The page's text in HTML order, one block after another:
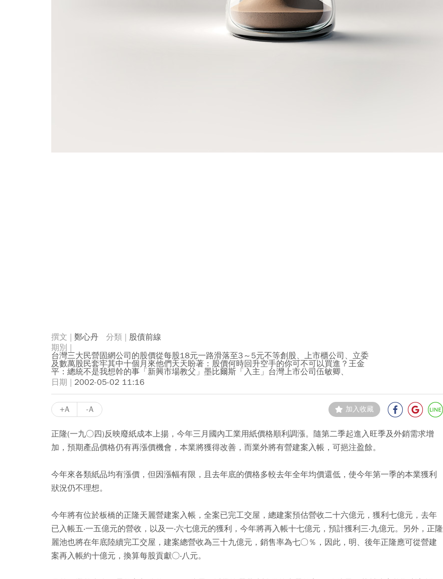
鄭心丹
股債前線
台灣三大民營固網公司的股價從每股18元一路滑落至3～5元不等創股、上市櫃公司、立委
及數萬股民套牢其中十個月來他們天天盼著：股價何時回升空手的你可不可以買進？王金
平：總統不是我想幹的事「新興市場教父」墨比爾斯「入主」台灣上市公司伍敏卿、
2002-05-02 11:16
+A -A 加入收藏
正隆(一九○四)反映廢紙成本上揚，今年三月國內工業用紙價格順利調漲。隨第二季起進入旺季及外銷需求增
加，預期產品價格仍有再漲價機會，本業將獲得改善，而業外將有營建案入帳，可挹注盈餘。
今年來各類紙品均有漲價，但因漲幅有限，且去年底的價格多較去年全年均價還低，使今年第一季的本業獲利
狀況仍不理想。
今年將有位於板橋的正隆天麗營建案入帳，全案已完工交屋，總建案預估營收二十六億元，獲利七億元，去年
已入帳五‧一五億元的營收，以及一‧六七億元的獲利，今年將再入帳十七億元，預計獲利三‧九億元。另外，正隆
麗池也將在年底陸續完工交屋，建案總營收為三十九億元，銷售率為七○％，因此，明、後年正隆應可從營建
案再入帳約十億元，換算每股貢獻○‧八元。